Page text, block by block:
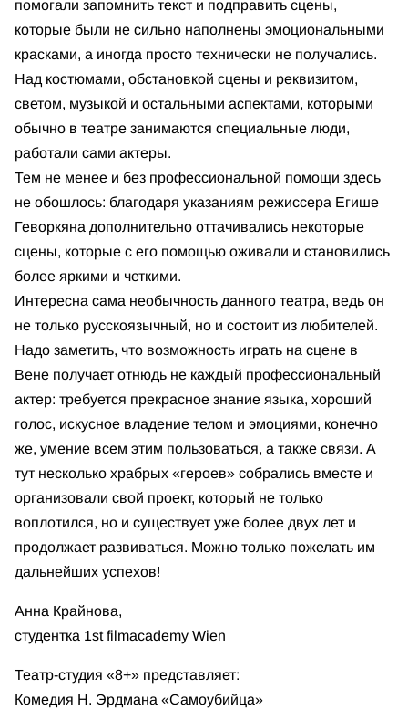
помогали запомнить текст и подправить сцены,
которые были не сильно наполнены эмоциональными
красками, а иногда просто технически не получались.
Над костюмами, обстановкой сцены и реквизитом,
светом, музыкой и остальными аспектами, которыми
обычно в театре занимаются специальные люди,
работали сами актеры.
Тем не менее и без профессиональной помощи здесь
не обошлось: благодаря указаниям режиссера Егише
Геворкяна дополнительно оттачивались некоторые
сцены, которые с его помощью оживали и становились
более яркими и четкими.
Интересна сама необычность данного театра, ведь он
не только русскоязычный, но и состоит из любителей.
Надо заметить, что возможность играть на сцене в
Вене получает отнюдь не каждый профессиональный
актер: требуется прекрасное знание языка, хороший
голос, искусное владение телом и эмоциями, конечно
же, умение всем этим пользоваться, а также связи. А
тут несколько храбрых «героев» собрались вместе и
организовали свой проект, который не только
воплотился, но и существует уже более двух лет и
продолжает развиваться. Можно только пожелать им
дальнейших успехов!
Анна Крайнова,
студентка 1st filmacademy Wien
Театр-студия «8+» представляет:
Комедия Н. Эрдмана «Самоубийца»